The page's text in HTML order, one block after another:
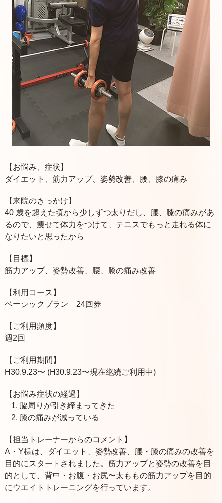
【お悩み、症状】
ダイエット、筋力アップ、姿勢改善、腰、膝の痛み
【来院のきっかけ】
40 歳を超えた頃から少しずつ太りだし、腰、膝の痛みがあ
るので、痩せて体力をつけて、テニスでもっと走れる体に
なりたいと思ったから
【目標】
筋力アップ、姿勢改善、腰、膝の痛み改善
【利用コース】
ベーシックプラン 24回券
【ご利用頻度】
週2回
【ご利用期間】
H30.9.23〜 (H30.9.23〜現在継続ご利用中)
【お悩み症状の経過】
脇周りが引き締まってきた
膝の痛みが減っている
【担当トレーナーからのコメント】
A・Y様は、ダイエット、姿勢改善、腰・膝の痛みの改善を
目的にスタートされました。筋力アップと姿勢の改善を目
的として、背中・お腹・お尻〜太ももの筋力アップを目的
にウエイトトレーニングを行っています。